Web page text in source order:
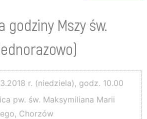
godziny Mszy św.
r. (niedziela), godz. 10.00
pw. św. Maksymiliana Marii
Chorzów